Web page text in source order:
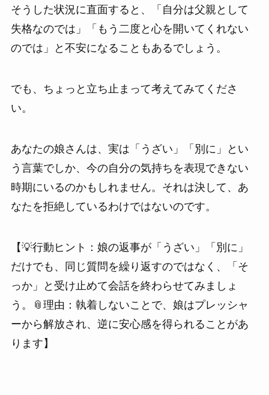
そうした状況に直面すると、「自分は父親として
失格なのでは」「もう二度と心を開いてくれない
のでは」と不安になることもあるでしょう。
でも、ちょっと立ち止まって考えてみてくださ
い。
あなたの娘さんは、実は「うざい」「別に」とい
う言葉でしか、今の自分の気持ちを表現できない
時期にいるのかもしれません。それは決して、あ
なたを拒絶しているわけではないのです。
【💡行動ヒント：娘の返事が「うざい」「別に」
だけでも、同じ質問を繰り返すのではなく、「そ
っか」と受け止めて会話を終わらせてみましょ
う。📎理由：執着しないことで、娘はプレッシャ
ーから解放され、逆に安心感を得られることがあ
ります】